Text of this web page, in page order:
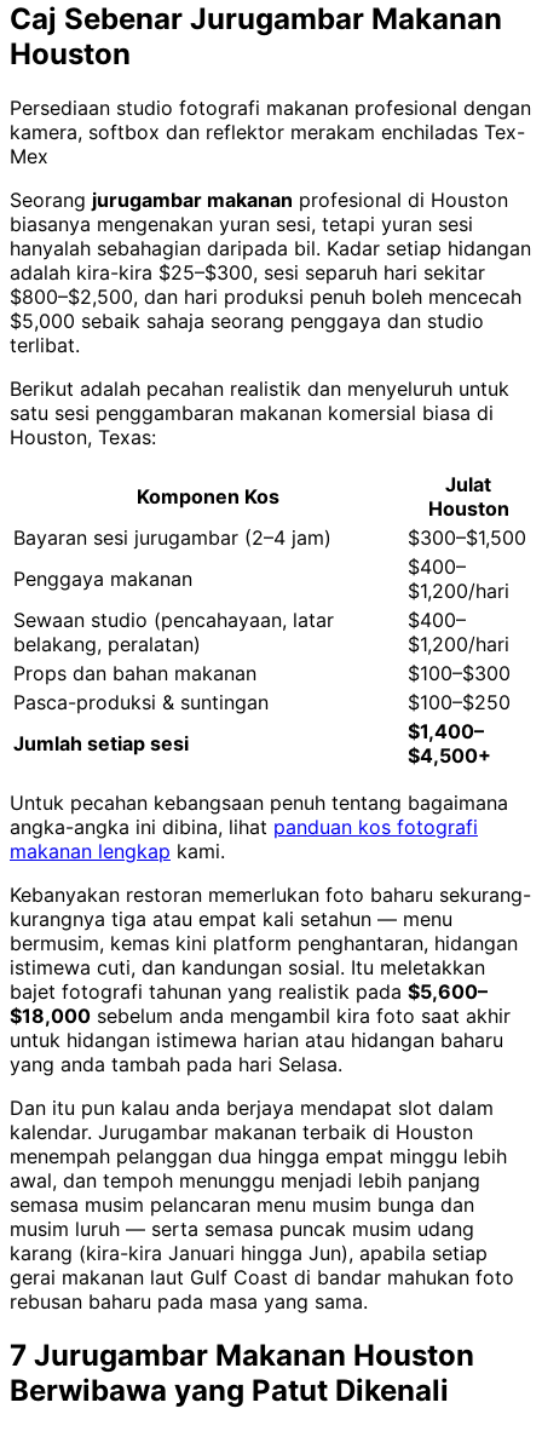
Caj Sebenar Jurugambar Makanan
Houston
Persediaan studio fotografi makanan profesional dengan
kamera, softbox dan reflektor merakam enchiladas Tex-
Mex
Seorang jurugambar makanan profesional di Houston
biasanya mengenakan yuran sesi, tetapi yuran sesi
hanyalah sebahagian daripada bil. Kadar setiap hidangan
adalah kira-kira $25–$300, sesi separuh hari sekitar
$800–$2,500, dan hari produksi penuh boleh mencecah
$5,000 sebaik sahaja seorang penggaya dan studio
terlibat.
Berikut adalah pecahan realistik dan menyeluruh untuk
satu sesi penggambaran makanan komersial biasa di
Houston, Texas:
Komponen Kos
Julat
Houston
Bayaran sesi jurugambar (2–4 jam)
$300–$1,500
Penggaya makanan
$400–
$1,200/hari
Sewaan studio (pencahayaan, latar
belakang, peralatan)
$400–
$1,200/hari
Props dan bahan makanan
$100–$300
Pasca-produksi & suntingan
$100–$250
Jumlah setiap sesi
$1,400–
$4,500+
Untuk pecahan kebangsaan penuh tentang bagaimana
angka-angka ini dibina, lihat panduan kos fotografi
makanan lengkap kami.
Kebanyakan restoran memerlukan foto baharu sekurang-
kurangnya tiga atau empat kali setahun — menu
bermusim, kemas kini platform penghantaran, hidangan
istimewa cuti, dan kandungan sosial. Itu meletakkan
bajet fotografi tahunan yang realistik pada $5,600–
$18,000 sebelum anda mengambil kira foto saat akhir
untuk hidangan istimewa harian atau hidangan baharu
yang anda tambah pada hari Selasa.
Dan itu pun kalau anda berjaya mendapat slot dalam
kalendar. Jurugambar makanan terbaik di Houston
menempah pelanggan dua hingga empat minggu lebih
awal, dan tempoh menunggu menjadi lebih panjang
semasa musim pelancaran menu musim bunga dan
musim luruh — serta semasa puncak musim udang
karang (kira-kira Januari hingga Jun), apabila setiap
gerai makanan laut Gulf Coast di bandar mahukan foto
rebusan baharu pada masa yang sama.
7 Jurugambar Makanan Houston
Berwibawa yang Patut Dikenali